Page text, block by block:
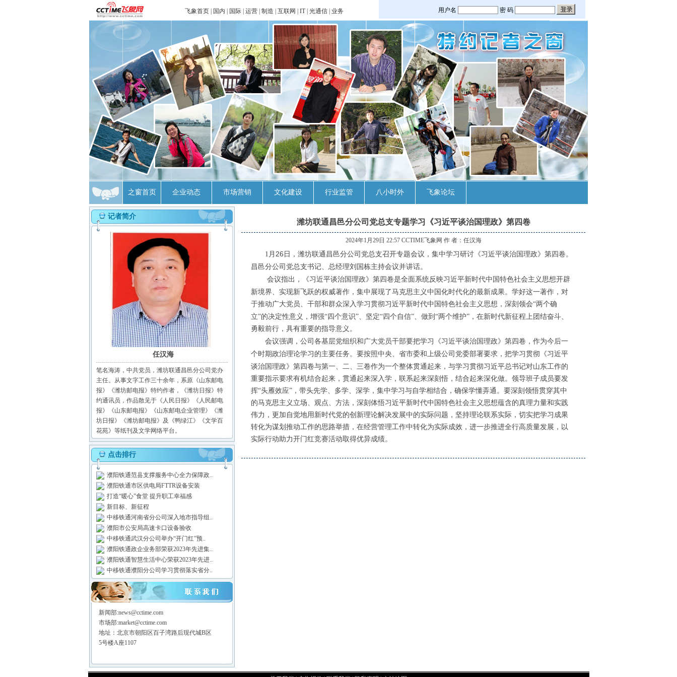
飞象首页 国内 国际 运营 制造 互联网 IT| 光通信 业务
之窗首页 企业动态 市场营销 文化建设 行业监管 八小时外 飞象论坛
记者简介
任汉海
笔名海涛，中共党员，潍坊联通昌邑分公司党办
主任。从事文字工作三十余年，系原《山东邮电
报》《潍坊邮电报》特约作者，《潍坊日报》特
约通讯员，作品散见于《人民日报》《人民邮电
报》《山东邮电报》《山东邮电企业管理》《潍
坊日报》《潍坊邮电报》及《鸭绿江》《文学百
花苑》等纸刊及文学网络平台。
点击排行
濮阳铁通范县支撑服务中心全力保障政..
濮阳铁通市区供电局FTTR设备安装
打造“暖心”食堂 提升职工幸福感
新目标、新征程
中移铁通河南省分公司深入地市指导组..
濮阳市公安局高速卡口设备验收
中移铁通武汉分公司举办“开门红”预..
濮阳铁通政企业务部荣获2023年先进集..
濮阳铁通智慧生活中心荣获2023年先进..
中移铁通濮阳分公司学习贯彻落实省分..
新闻部:news@cctime.com
市场部:market@cctime.com
地址：北京市朝阳区百子湾路后现代城B区
5号楼A座1107
潍坊联通昌邑分公司党总支专题学习《习近平谈治国理政》第四卷
2024年1月29日 22:57 CCTIME飞象网 作 者： 任汉海
1 月26日，潍坊联通 昌邑分公司党总支召开专题会议，集中学习研讨《习近平谈治国理政》第四卷。
昌邑分公司党总支书记、总经理刘国栋主持会议并讲话。
会议指出，《习近平谈治国理政》第四卷是全面系统反映习近平新时代中国特色社会主义思想开辟
新境界、实现新飞跃的权威著作，集中展现了马克思主义中国化时代化的最新成果。学好这一著作，对
于推动广大党员、干部和群众深入学习贯彻习近平新时代中国特色社会主义思想，深刻领会“两个确
立”的决定性意义，增强“四个意识”、坚定“四个 自信”、做到“两个维护”，在新时代新征程上团结奋斗、
勇毅前行，具有重要的指导意义。
会议强调， 公司 各基层党组织和广大党员干部要把学习《习近平谈治国理政》第四卷，作为今后一
个时期政治理论学习的主要任务。要按照中央、省市委和上级公司党委部署要求，把学习贯彻《习近平
谈治国理政》第四卷与第一、二、三卷作为一个整体贯通起来，与学习贯彻习近平总书记对山东工作的
重要指示要求有机结合起来，贯通起来深入学，联系起来深刻悟，结合起来深化做。领导班子成员要发
挥“头雁效应”，带头先学、多学、深学，集中学习与自学相结合，确保学懂弄通。要深刻领悟贯穿其中
的马克思主义立场、观点、方法，深刻体悟习近平新时代中国特色社会主义思想蕴含的真理力量和实践
伟力，更加自觉地用新时代党的创新理论解决发展中的实际问题，坚持理论联系实际，切实把学习成果
转化为谋划推动工作的思路举措，在经营管理工作中转化为实际成效，进一步推进全行高质量发展，以
实际行动助力开门红竞赛活动取得优异成绩。